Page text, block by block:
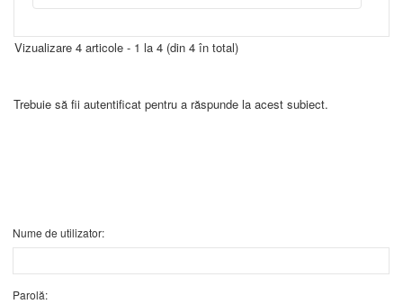
Vizualizare 4 articole - 1 la 4 (din 4 în total)
Trebuie să fii autentificat pentru a răspunde la acest subiect.
Nume de utilizator:
Parolă: